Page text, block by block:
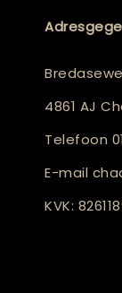
4861 AJ
Telefoon
E-mail
KVK: